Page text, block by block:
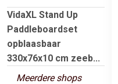
VidaXL Stand Up
Paddleboardset
opblaasbaar
330x76x10 cm zeeb...
Meerdere shops